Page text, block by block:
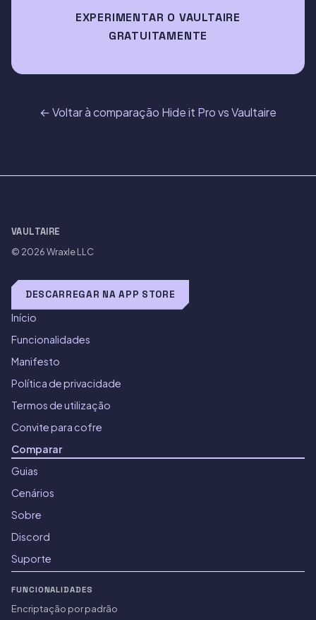
EXPERIMENTAR O VAULTAIRE
GRATUITAMENTE
← Voltar à comparação Hide it Pro vs Vaultaire
VAULTAIRE
© 2026Wraxle LLC
DESCARREGAR NA APP STORE
Início
Funcionalidades
Manifesto
Política de privacidade
Termos de utilização
Convite para cofre
Comparar
Guias
Cenários
Sobre
Discord
Suporte
FUNCIONALIDADES
Encriptação por padrão